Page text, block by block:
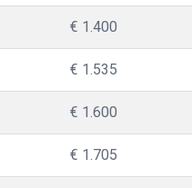
€ 1.400
€ 1.535
€ 1.600
€ 1.705